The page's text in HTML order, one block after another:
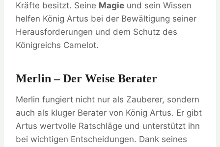
Kräfte besitzt. Seine Magie und sein Wissen
helfen König Artus bei der Bewältigung seiner
Herausforderungen und dem Schutz des
Königreichs Camelot.
Merlin – Der Weise Berater
Merlin fungiert nicht nur als Zauberer, sondern
auch als kluger Berater von König Artus. Er gibt
Artus wertvolle Ratschläge und unterstützt ihn
bei wichtigen Entscheidungen. Dank seines